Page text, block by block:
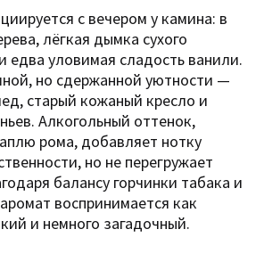
с вечером у камина: в
лёгкая дымка сухого
едва уловимая сладость ванили.
но сдержанной уютности —
старый кожаный кресло и
Алкогольный оттенок,
рома, добавляет нотку
но не перегружает
балансу горчинки табака и
воспринимается как
и немного загадочный.